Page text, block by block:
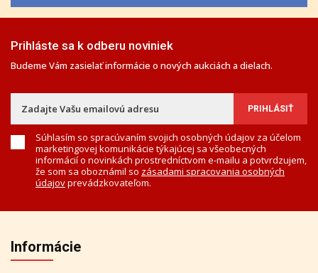
Prihláste sa k odberu noviniek
Budeme Vám zasielať informácie o nových aukciách a dielach.
Súhlasím so spracúvaním svojich osobných údajov za účelom
marketingovej komunikácie týkajúcej sa všeobecných
informácií o novinkách prostredníctvom e-mailu a potvrdzujem,
že som sa oboznámil so zásadami spracovania osobných
údajovprevádzkovateľom.
Informácie